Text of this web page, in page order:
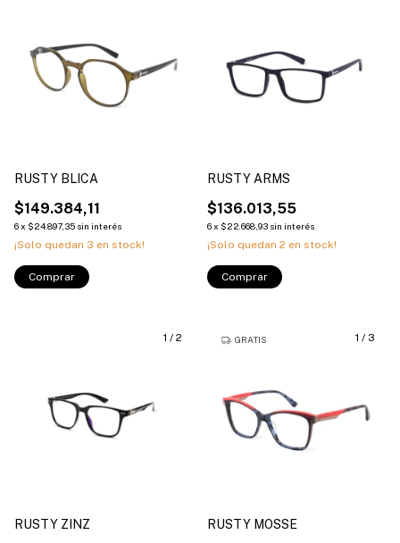
RUSTY BLICA
$149.384,11
6x $24.897,35 sin interés
¡Solo quedan 3 en stock!
Comprar
RUSTY ARMS
$136.013,55
6x $22.668,93 sin interés
¡Solo quedan 2 en stock!
Comprar
1 / 2
RUSTY ZINZ
1 / 3
GRATIS
RUSTY MOSSE